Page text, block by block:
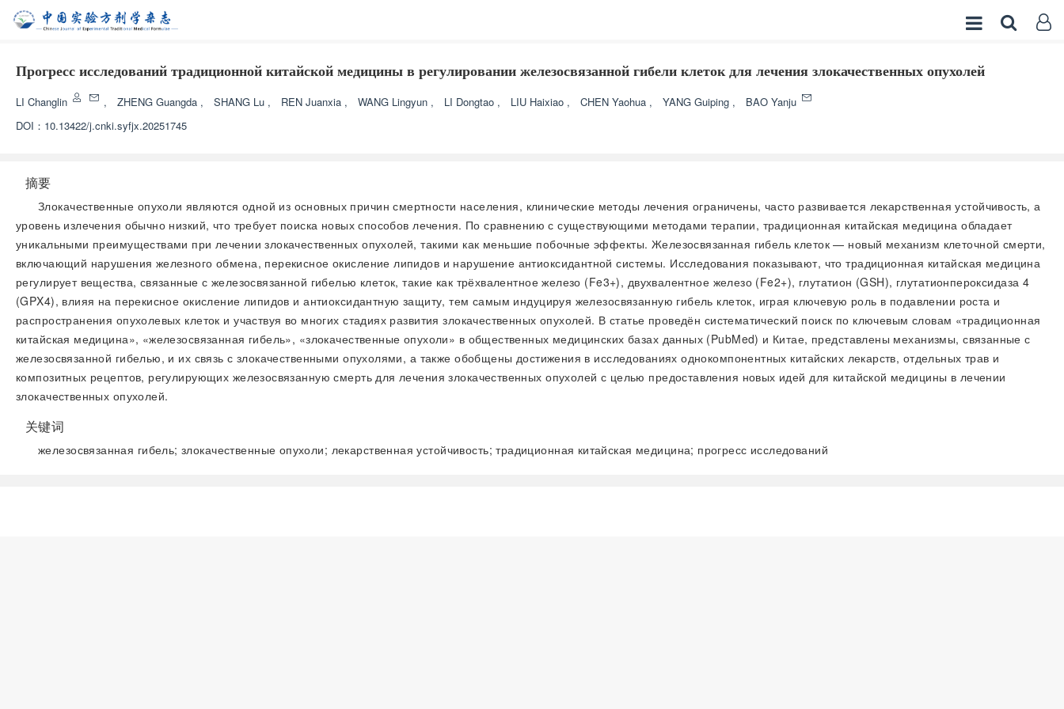
Прогресс исследований традиционной китайской медицины в регулировании железосвязанной гибели клеток для лечения злокачественных опухолей
LI Changlin , ZHENG Guangda , SHANG Lu , REN Juanxia , WANG Lingyun , LI Dongtao , LIU Haixiao , CHEN Yaohua , YANG Guiping ,
BAO Yanju
DOI： 10.13422/j.cnki.syfjx.20251745
摘要
Злокачественные опухоли являются одной из основных причин смертности населения, клинические методы лечения ограничены, часто развивается лекарственная устойчивость, а
уровень излечения обычно низкий, что требует поиска новых способов лечения. По сравнению с существующими методами терапии, традиционная китайская медицина обладает
уникальными преимуществами при лечении злокачественных опухолей, такими как меньшие побочные эффекты. Железосвязанная гибель клеток — новый механизм клеточной смерти,
включающий нарушения железного обмена, перекисное окисление липидов и нарушение антиоксидантной системы. Исследования показывают, что традиционная китайская медицина
регулирует вещества, связанные с железосвязанной гибелью клеток, такие как трёхвалентное железо (Fe3+), двухвалентное железо (Fe2+), глутатион (GSH), глутатионпероксидаза 4
(GPX4), влияя на перекисное окисление липидов и антиоксидантную защиту, тем самым индуцируя железосвязанную гибель клеток, играя ключевую роль в подавлении роста и
распространения опухолевых клеток и участвуя во многих стадиях развития злокачественных опухолей. В статье проведён систематический поиск по ключевым словам «традиционная
китайская медицина», «железосвязанная гибель», «злокачественные опухоли» в общественных медицинских базах данных (PubMed) и Китае, представлены механизмы, связанные с
железосвязанной гибелью, и их связь с злокачественными опухолями, а также обобщены достижения в исследованиях однокомпонентных китайских лекарств, отдельных трав и
композитных рецептов, регулирующих железосвязанную смерть для лечения злокачественных опухолей с целью предоставления новых идей для китайской медицины в лечении
злокачественных опухолей.
关键词
железосвязанная гибель; злокачественные опухоли; лекарственная устойчивость; традиционная китайская медицина; прогресс исследований